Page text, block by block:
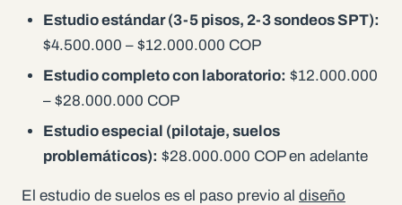
Estudio estándar (3-5 pisos, 2-3 sondeos SPT):
$4.500.000 – $12.000.000 COP
Estudio completo con laboratorio: $12.000.000
– $28.000.000 COP
Estudio especial (pilotaje, suelos
problemáticos): $28.000.000 COP en adelante
El estudio de suelos es el paso previo al diseño